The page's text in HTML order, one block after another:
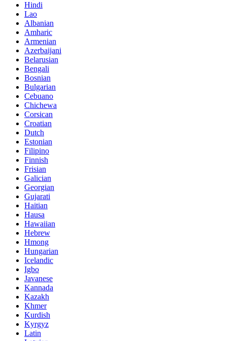
Hindi
Lao
Albanian
Amharic
Armenian
Azerbaijani
Belarusian
Bengali
Bosnian
Bulgarian
Cebuano
Chichewa
Corsican
Croatian
Dutch
Estonian
Filipino
Finnish
Frisian
Galician
Georgian
Gujarati
Haitian
Hausa
Hawaiian
Hebrew
Hmong
Hungarian
Icelandic
Igbo
Javanese
Kannada
Kazakh
Khmer
Kurdish
Kyrgyz
Latin